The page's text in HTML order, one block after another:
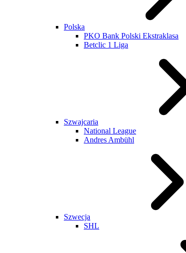
Polska
PKO Bank Polski Ekstraklasa
Betclic 1 Liga
Szwajcaria
National League
Andres Ambühl
Szwecja
SHL